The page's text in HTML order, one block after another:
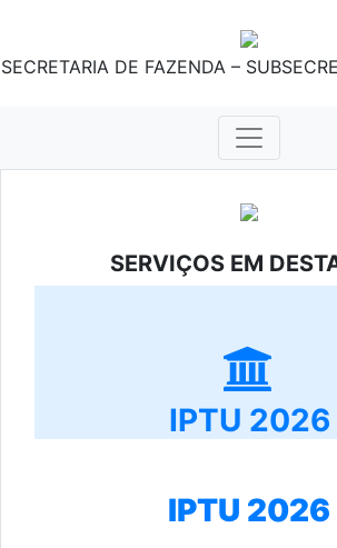
SECRETARIA DE FAZENDA –
SERVIÇOS EM
IPTU 2026
IPTU 2026